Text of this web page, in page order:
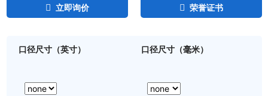
立即询价 荣誉证书
口径尺寸（毫米）
口径尺寸（英寸）